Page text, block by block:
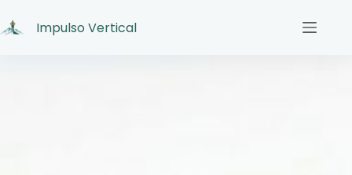
Impulso Vertical